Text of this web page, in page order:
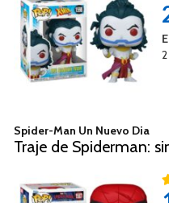
Spider-Man Un Nuevo Dia
Traje de Spiderman: